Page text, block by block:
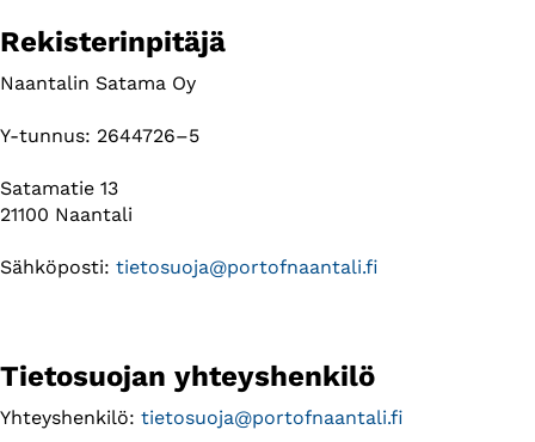
Rekisterinpitäjä
Naantalin Satama Oy
Y-tunnus: 2644726–5
Satamatie 13
21100 Naantali
Sähköposti: tietosuoja@portofnaantali.fi
Tietosuojan yhteyshenkilö
Yhteyshenkilö: tietosuoja@portofnaantali.fi